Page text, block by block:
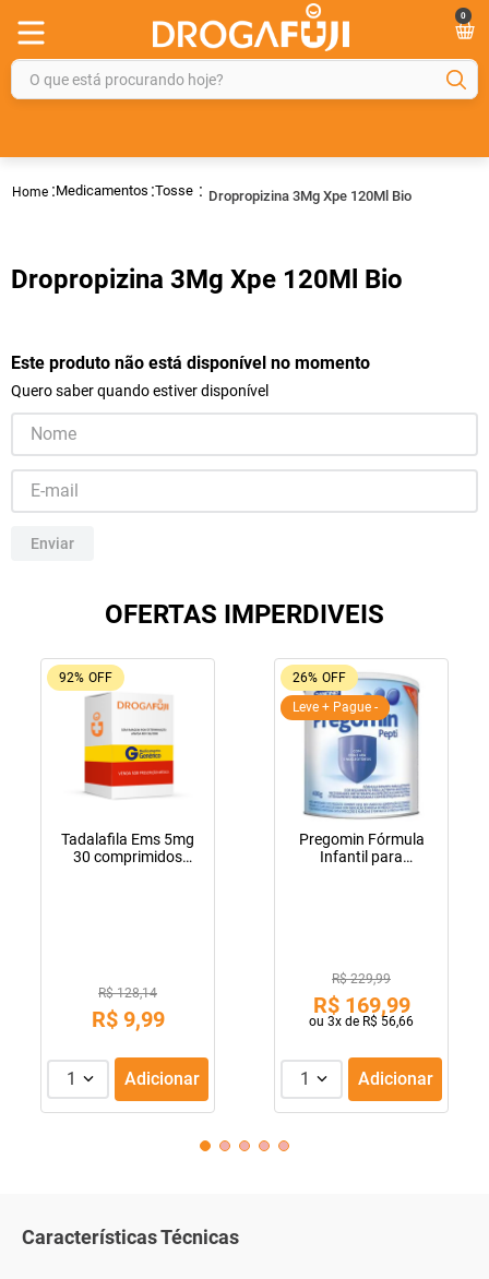
0
O que está procurando hoje?
Medicamentos Tosse Dropropizina 3Mg Xpe 120Ml Bio
Dropropizina 3Mg Xpe 120Ml Bio
Este produto não está disponível no momento
Quero saber quando estiver disponível
Enviar
OFERTAS IMPERDIVEIS
92% OFF
Tadalafila Ems 5mg
30 comprimidos
R$ 128,14
R$ 9,99
1 Adicionar
26% OFF
Leve + Pague -
Pregomin Fórmula
Infantil para
R$ 229,99
R$ 169,99
ou 3x de R$ 56,66
1 Adicionar
Características Técnicas
4º
rosuvastatina 20mg
6º
shampoo
7º
dipirona
fraldas geriátricas
9º
tadalafila
10º amoxicilina clavulanato